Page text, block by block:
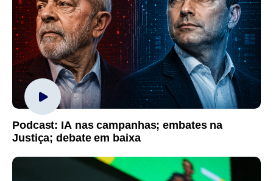
Podcast: IA nas campanhas; embates na
Justiça; debate em baixa